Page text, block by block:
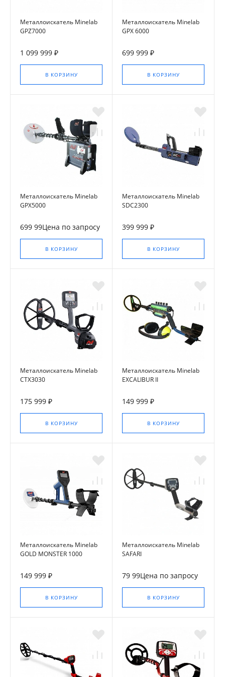
Металлоискатель Minelab
GPZ7000
1 099 999 ₽
В КОРЗИНУ
Металлоискатель Minelab
GPX 6000
699 999 ₽
В КОРЗИНУ
Металлоискатель Minelab
GPX5000
699 99Цена по запросу
В КОРЗИНУ
Металлоискатель Minelab
SDC2300
399 999 ₽
В КОРЗИНУ
Металлоискатель Minelab
CTX3030
175 999 ₽
В КОРЗИНУ
Металлоискатель Minelab
EXCALIBUR II
149 999 ₽
В КОРЗИНУ
Металлоискатель Minelab
GOLD MONSTER 1000
149 999 ₽
В КОРЗИНУ
Металлоискатель Minelab
SAFARI
79 99Цена по запросу
В КОРЗИНУ